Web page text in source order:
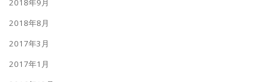
2018年9月
2018年8月
2017年3月
2017年1月